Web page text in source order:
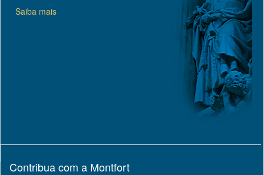
Saiba mais
Contribua com a Montfort